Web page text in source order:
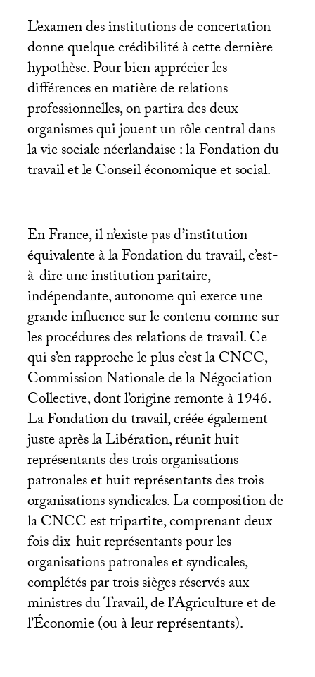
L’examen des institutions de concertation
donne quelque crédibilité à cette dernière
hypothèse. Pour bien apprécier les
différences en matière de relations
professionnelles, on partira des deux
organismes qui jouent un rôle central dans
la vie sociale néerlandaise : la Fondation du
travail et le Conseil économique et social.
En France, il n’existe pas d’institution
équivalente à la Fondation du travail, c’est-
à-dire une institution paritaire,
indépendante, autonome qui exerce une
grande influence sur le contenu comme sur
les procédures des relations de travail. Ce
qui s’en rapproche le plus c’est laCNCC,
Commission Nationale de la Négociation
Collective, dont l’origine remonte à 1946.
La Fondation du travail, créée également
juste après la Libération, réunit huit
représentants des trois organisations
patronales et huit représentants des trois
organisations syndicales. La composition de
laCNCCest tripartite, comprenant deux
fois dix-huit représentants pour les
organisations patronales et syndicales,
complétés par trois sièges réservés aux
ministres du Travail, de l’Agriculture et de
l’Économie (ou à leur représentants).